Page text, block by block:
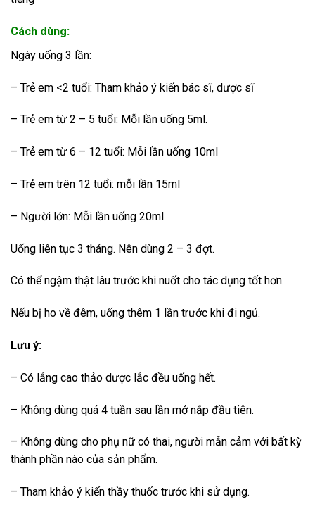
Cách dùng:
Ngày uống 3 lần:
– Trẻ em <2 tuổi: Tham khảo ý kiến bác sĩ, dược sĩ
– Trẻ em từ 2 – 5 tuổi: Mỗi lần uống 5ml.
– Trẻ em từ 6 – 12 tuổi: Mỗi lần uống 10ml
– Trẻ em trên 12 tuổi: mỗi lần 15ml
– Người lớn: Mỗi lần uống 20ml
Uống liên tục 3 tháng. Nên dùng 2 – 3 đợt.
Có thể ngậm thật lâu trước khi nuốt cho tác dụng tốt hơn.
Nếu bị ho về đêm, uống thêm 1 lần trước khi đi ngủ.
Lưu ý:
– Có lắng cao thảo dược lắc đều uống hết.
– Không dùng quá 4 tuần sau lần mở nắp đầu tiên.
– Không dùng cho phụ nữ có thai, người mẫn cảm với bất kỳ
thành phần nào của sản phẩm.
– Tham khảo ý kiến thầy thuốc trước khi sử dụng.